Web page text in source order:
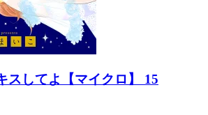
スしてよ【マイクロ】 15